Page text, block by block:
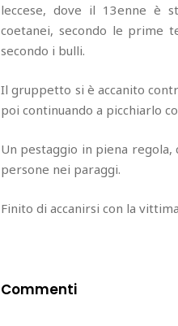
leccese, dove il 13enne è
coetanei, secondo le prime
secondo i bulli.
Il gruppetto si è accanito
poi continuando a picchiarlo
Un pestaggio in piena
persone nei paraggi.
Finito di accanirsi con la
Commenti